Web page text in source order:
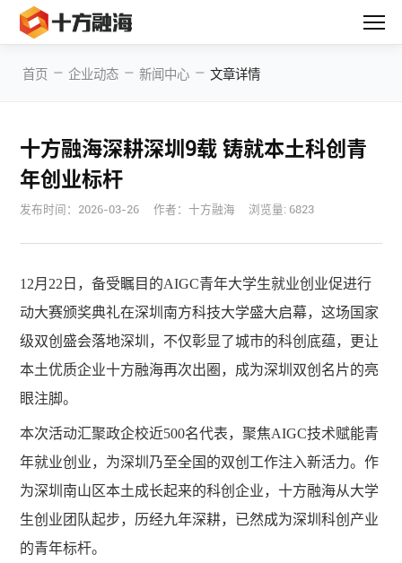
首页 — 企业动态 — 新闻中心 — 文章详情
十方融海深耕深圳9载 铸就本土科创青
年创业标杆
发布时间： 2026-03-26 作者：十方融海 浏览量: 6823
12月22日，备受瞩目的AIGC青年大学生就业创业促进行
动大赛颁奖典礼在深圳南方科技大学盛大启幕，这场国家
级双创盛会落地深圳，不仅彰显了城市的科创底蕴，更让
本土优质企业十方融海再次出圈，成为深圳双创名片的亮
眼注脚。
本次活动汇聚政企校近500名代表，聚焦AIGC技术赋能青
年就业创业，为深圳乃至全国的双创工作注入新活力。作
为深圳南山区本土成长起来的科创企业，十方融海从大学
生创业团队起步，历经九年深耕，已然成为深圳科创产业
的青年标杆。